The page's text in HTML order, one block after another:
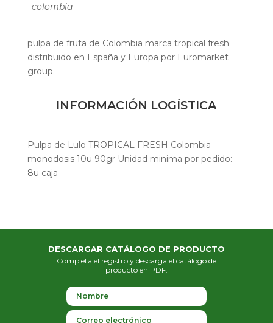
colombia
pulpa de fruta de Colombia marca tropical fresh
distribuido en España y Europa por Euromarket
group.
INFORMACIÓN LOGÍSTICA
Pulpa de Lulo TROPICAL FRESH Colombia
monodosis 10u 90gr Unidad minima por pedido:
8u caja
DESCARGAR CATÁLOGO DE PRODUCTO
Completa el registro y descarga el catálogo de
producto en PDF.